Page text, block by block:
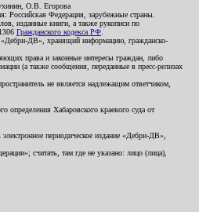
О.В. Егорова
Российская Федерация, зарубежные страны.
изданные книги, а также рукописи по
Гражданского кодекса РФ
«Дебри-ДВ», хранящий информацию, гражданско-
права и законные интересы граждан, либо
(а также сообщения, переданные в пресс-релизах
не является надлежащим ответчиком,
Хабаровского краевого суда от
периодическое издание «Дебри-ДВ»,
считать, там где не указано: лицо (лица),